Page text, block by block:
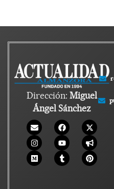
Dirección: Miguel
Ángel Sánchez